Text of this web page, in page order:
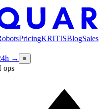
PricingKRITISBlogSales
→ ≡
ops